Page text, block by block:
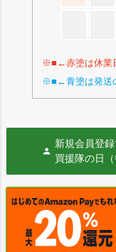
※■←赤塗は休業
※■←青塗は発送
新規会員登
買援隊の日